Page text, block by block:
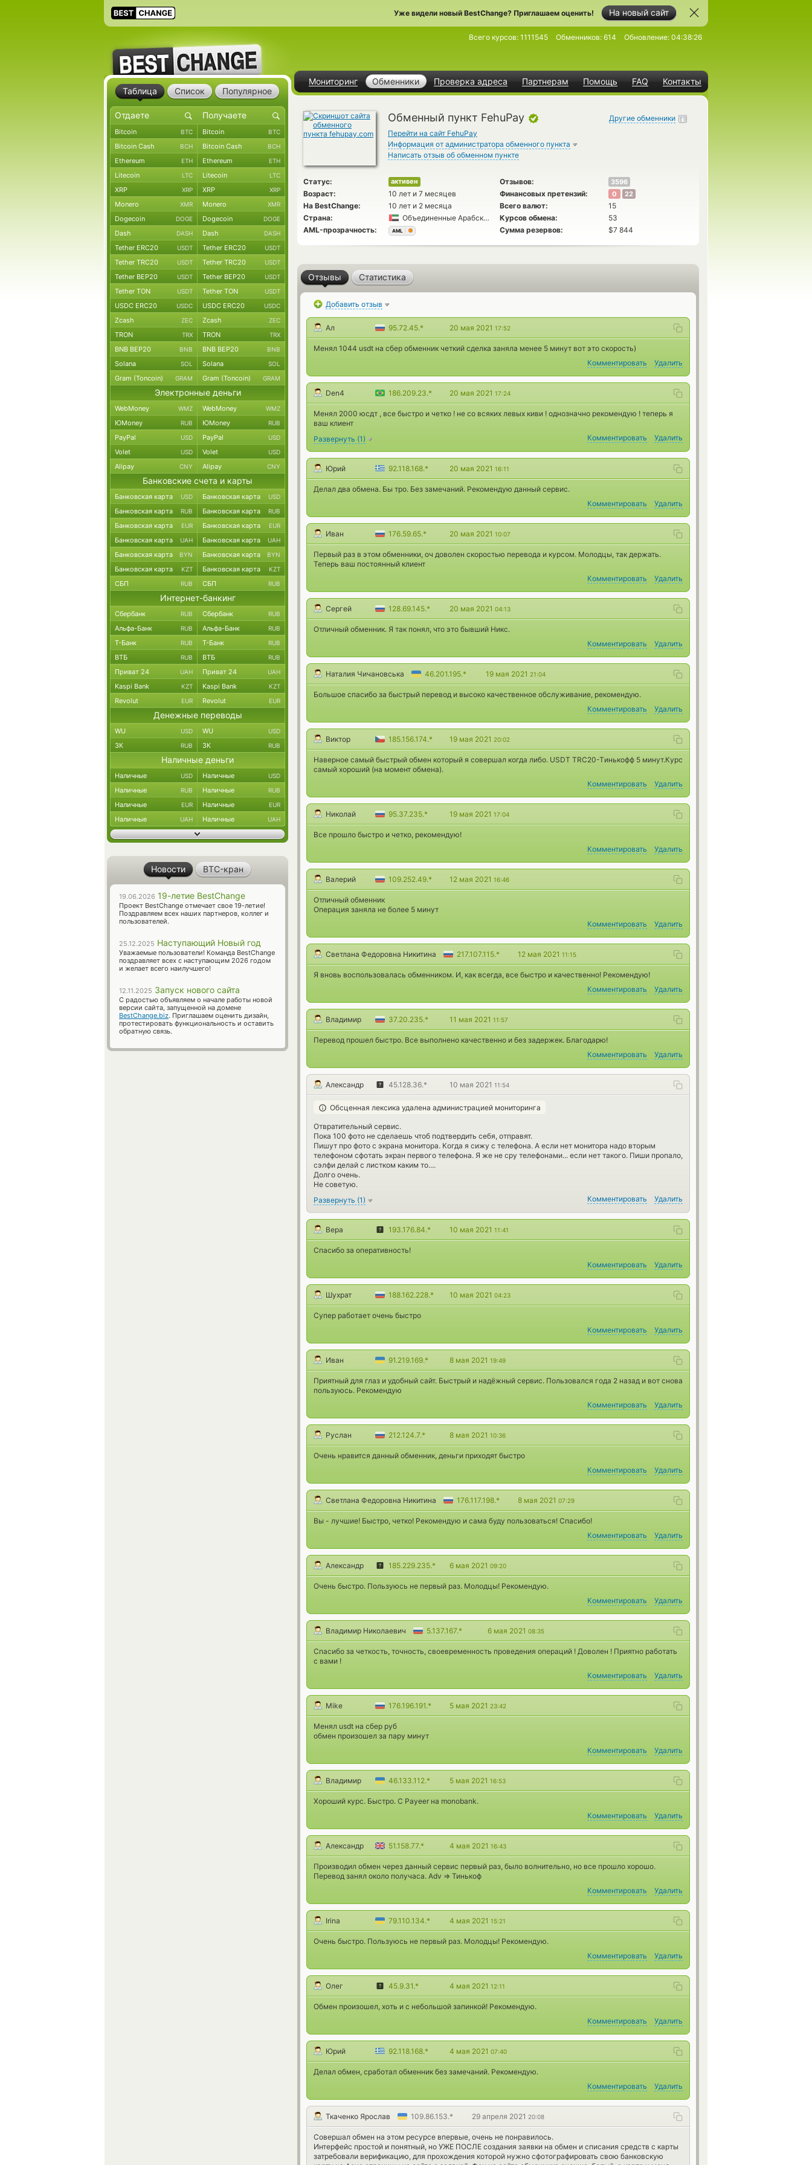
На новый сайт
Уже видели новый BestChange? Приглашаем оценить!
Мониторинг Обменники Проверка адреса Партнерам Помощь FAQ Контакты
Всего курсов: 1111545 Обменников: 614 Обновление: 04:38:26
Обменный пункт FehuPay
Перейти на сайт FehuPay
Информация от администратора обменного пункта
Написать отзыв об обменном пункте
Другие обменники
Статус: активен Отзывов: 3596
Возраст: 10 лет и 7 месяцев Финансовых претензий: 0 22
На BestChange: 10 лет и 2 месяца Всего валют:
15
Страна:
Объединенные Арабские Эмираты Курсов обмена:
53
AML-прозрачность:
AML Сумма резервов: $7 844
Отзывы Статистика
Добавить отзыв
Ал 95.72.45.* 20 мая 2021 17:52
Менял 1044 usdt на сбер обменник четкий сделка заняла менее 5 минут вот это скорость)
Комментировать
Удалить
Den4 186.209.23.* 20 мая 2021 17:24
Менял 2000 юсдт , все быстро и четко ! не со всяких левых киви ! однозначно рекомендую ! теперь я
ваш клиент
Развернуть (1) Комментировать Удалить
Юрий 92.118.168.* 20 мая 2021 16:11
Делал два обмена. Бы тро. Без замечаний. Рекомендую данный сервис.
Комментировать
Удалить
Иван 176.59.65.* 20 мая 2021 10:07
Первый раз в этом обменники, оч доволен скоростью перевода и курсом. Молодцы, так держать.
Теперь ваш постоянный клиент
Комментировать
Удалить
Сергей 128.69.145.* 20 мая 2021 04:13
Отличный обменник. Я так понял, что это бывший Никс.
Комментировать
Удалить
Наталия Чичановська 46.201.195.* 19 мая 2021 21:04
Большое спасибо за быстрый перевод и высоко качественное обслуживание, рекомендую.
Комментировать
Удалить
Виктор 185.156.174.* 19 мая 2021 20:02
Наверное самый быстрый обмен который я совершал когда либо. USDT TRC20-Tинькофф 5 минут.Курс
самый хороший (на момент обмена).
Комментировать
Удалить
Николай 95.37.235.* 19 мая 2021 17:04
Все прошло быстро и четко, рекомендую!
Комментировать
Удалить
Валерий 109.252.49.* 12 мая 2021 16:46
Отличный обменник
Операция заняла не более 5 минут
Комментировать
Удалить
Светлана Федоровна Никитина 217.107.115.* 12 мая 2021 11:15
Я вновь воспользовалась обменником. И, как всегда, все быстро и качественно! Рекомендую!
Комментировать
Удалить
Владимир 37.20.235.* 11 мая 2021 11:57
Перевод прошел быстро. Все выполнено качественно и без задержек. Благодарю!
Комментировать
Удалить
Александр 45.128.36.* 10 мая 2021 11:54
Обсценная лексика удалена администрацией мониторинга
Отвратительный сервис.
Пока 100 фото не сделаешь чтоб подтвердить себя, отправят.
Пишут про фото с экрана монитора. Когда я сижу с телефона. А если нет монитора надо вторым
телефоном сфотать экран первого телефона. Я же не сру телефонами... если нет такого. Пиши пропало,
сэлфи делай с листком каким то....
Долго очень.
Не советую.
Развернуть (1) Комментировать Удалить
Вера 193.176.84.* 10 мая 2021 11:41
Спасибо за оперативность!
Комментировать
Удалить
Шухрат 188.162.228.* 10 мая 2021 04:23
Супер работает очень быстро
Комментировать
Удалить
Иван 91.219.169.* 8 мая 2021 19:49
Приятный для глаз и удобный сайт. Быстрый и надёжный сервис. Пользовался года 2 назад и вот снова
пользуюсь. Рекомендую
Комментировать
Удалить
Руслан 212.124.7.* 8 мая 2021 10:36
Очень нравится данный обменник, деньги приходят быстро
Комментировать
Удалить
Светлана Федоровна Никитина 176.117.198.* 8 мая 2021 07:29
Вы - лучшие! Быстро, четко! Рекомендую и сама буду пользоваться! Спасибо!
Комментировать
Удалить
Александр 185.229.235.* 6 мая 2021 09:20
Очень быстро. Пользуюсь не первый раз. Молодцы! Рекомендую.
Комментировать
Удалить
Владимир Николаевич 5.137.167.* 6 мая 2021 08:35
Спасибо за четкость, точность, своевременность проведения операций ! Доволен ! Приятно работать
с вами !
Комментировать
Удалить
Mike 176.196.191.* 5 мая 2021 23:42
Менял usdt на сбер руб
обмен произошел за пару минут
Комментировать
Удалить
Владимир 46.133.112.* 5 мая 2021 16:53
Хороший курс. Быстро. С Payeer на monobank.
Комментировать
Удалить
Александр 51.158.77.* 4 мая 2021 16:43
Производил обмен через данный сервис первый раз, было волнительно, но все прошло хорошо.
Перевод занял около получаса. Adv => Тинькоф
Комментировать
Удалить
Irina 79.110.134.* 4 мая 2021 15:21
Очень быстро. Пользуюсь не первый раз. Молодцы! Рекомендую.
Комментировать
Удалить
Олег 45.9.31.* 4 мая 2021 12:11
Обмен произошел, хоть и с небольшой запинкой! Рекомендую.
Комментировать
Удалить
Юрий 92.118.168.* 4 мая 2021 07:40
Делал обмен, сработал обменник без замечаний. Рекомендую.
Комментировать
Удалить
Ткаченко Ярослав 109.86.153.* 29 апреля 2021 20:08
Совершал обмен на этом ресурсе впервые, очень не понравилось.
Интерфейс простой и понятный, но УЖЕ ПОСЛЕ создания заявки на обмен и списания средств с карты
затребовали верификацию, для прохождения которой нужно сфотографировать свою банковскую
Таблица Список Популярное
Bitcoin BTC Bitcoin BTC
Bitcoin Cash BCH Bitcoin Cash BCH
Ethereum ETH Ethereum ETH
Litecoin LTC Litecoin LTC
XRP XRP XRP XRP
Monero XMR Monero XMR
Dogecoin DOGE Dogecoin DOGE
Dash DASH Dash DASH
Tether ERC20 USDT Tether ERC20 USDT
Tether TRC20 USDT Tether TRC20 USDT
Tether BEP20 USDT Tether BEP20 USDT
Tether TON USDT Tether TON USDT
USDC ERC20 USDC USDC ERC20 USDC
Zcash ZEC Zcash ZEC
TRON TRX TRON TRX
BNB BEP20 BNB BNB BEP20 BNB
Solana SOL Solana SOL
Gram (Toncoin) GRAM Gram (Toncoin) GRAM
Электронные деньги
WebMoney WMZ WebMoney WMZ
ЮMoney RUB ЮMoney RUB
PayPal USD PayPal USD
Volet USD Volet USD
Alipay CNY Alipay CNY
Банковские счета и карты
Банковская карта USD Банковская карта USD
Банковская карта RUB Банковская карта RUB
Банковская карта EUR Банковская карта EUR
Банковская карта UAH Банковская карта UAH
Банковская карта BYN Банковская карта BYN
Банковская карта KZT Банковская карта KZT
СБП RUB СБП RUB
Интернет-банкинг
Сбербанк RUB Сбербанк RUB
Альфа-Банк RUB Альфа-Банк RUB
Т-Банк RUB Т-Банк RUB
ВТБ RUB ВТБ RUB
Приват 24 UAH Приват 24 UAH
Kaspi Bank KZT Kaspi Bank KZT
Revolut EUR Revolut EUR
Денежные переводы
WU USD WU USD
ЗК RUB ЗК RUB
Наличные деньги
Наличные USD Наличные USD
Наличные RUB Наличные RUB
Наличные EUR Наличные EUR
Наличные UAH Наличные UAH
Новости BTC-кран
19.06.2026 19-летие BestChange
Проект BestChange отмечает свое 19-летие!
Поздравляем всех наших партнеров, коллег и
пользователей.
25.12.2025 Наступающий Новый год
Уважаемые пользователи! Команда BestChange
поздравляет всех с наступающим 2026 годом
и желает всего наилучшего!
12.11.2025 Запуск нового сайта
С радостью объявляем о начале работы новой
версии сайта, запущенной на домене
BestChange.biz. Приглашаем оценить дизайн,
протестировать функциональность и оставить
обратную связь.